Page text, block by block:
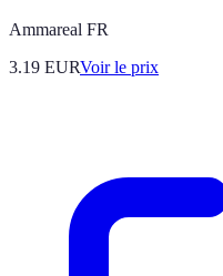
Ammareal FR
3.19 EURVoir le prix